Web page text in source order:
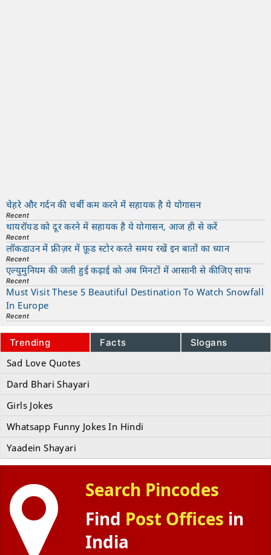
चेहरे और गर्दन की चर्बी कम करने में सहायक है ये योगासन
Recent
थायरॉयड को दूर करने में सहायक है ये योगासन, आज ही से करें
Recent
लॉकडाउन में फ्रीज़र में फ़ूड स्टोर करते समय रखें इन बातों का ध्यान
Recent
एल्युमुनियम की जली हुई कढ़ाई को अब मिनटों में आसानी से कीजिए साफ
Recent
Must Visit These 5 Beautiful Destination To Watch Snowfall
In Europe
Recent
Trending Facts Slogans
Sad Love Quotes
Dard Bhari Shayari
Girls Jokes
Whatsapp Funny Jokes In Hindi
Yaadein Shayari
Search Pincodes
Find Post Offices in
India